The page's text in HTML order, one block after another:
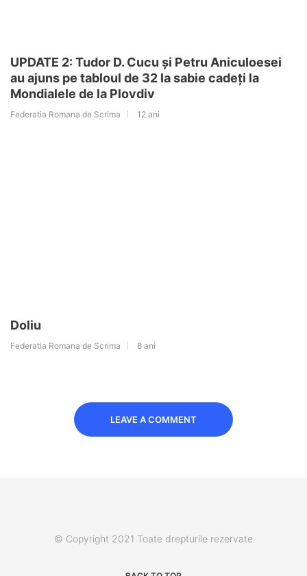
UPDATE 2: Tudor D. Cucu și Petru Aniculoesei
au ajuns pe tabloul de 32 la sabie cadeți la
Mondialele de la Plovdiv
Federatia Romana de Scrima 12 ani
Doliu
Federatia Romana de Scrima 8 ani
LEAVE A COMMENT
© Copyright 2021 Toate drepturile rezervate